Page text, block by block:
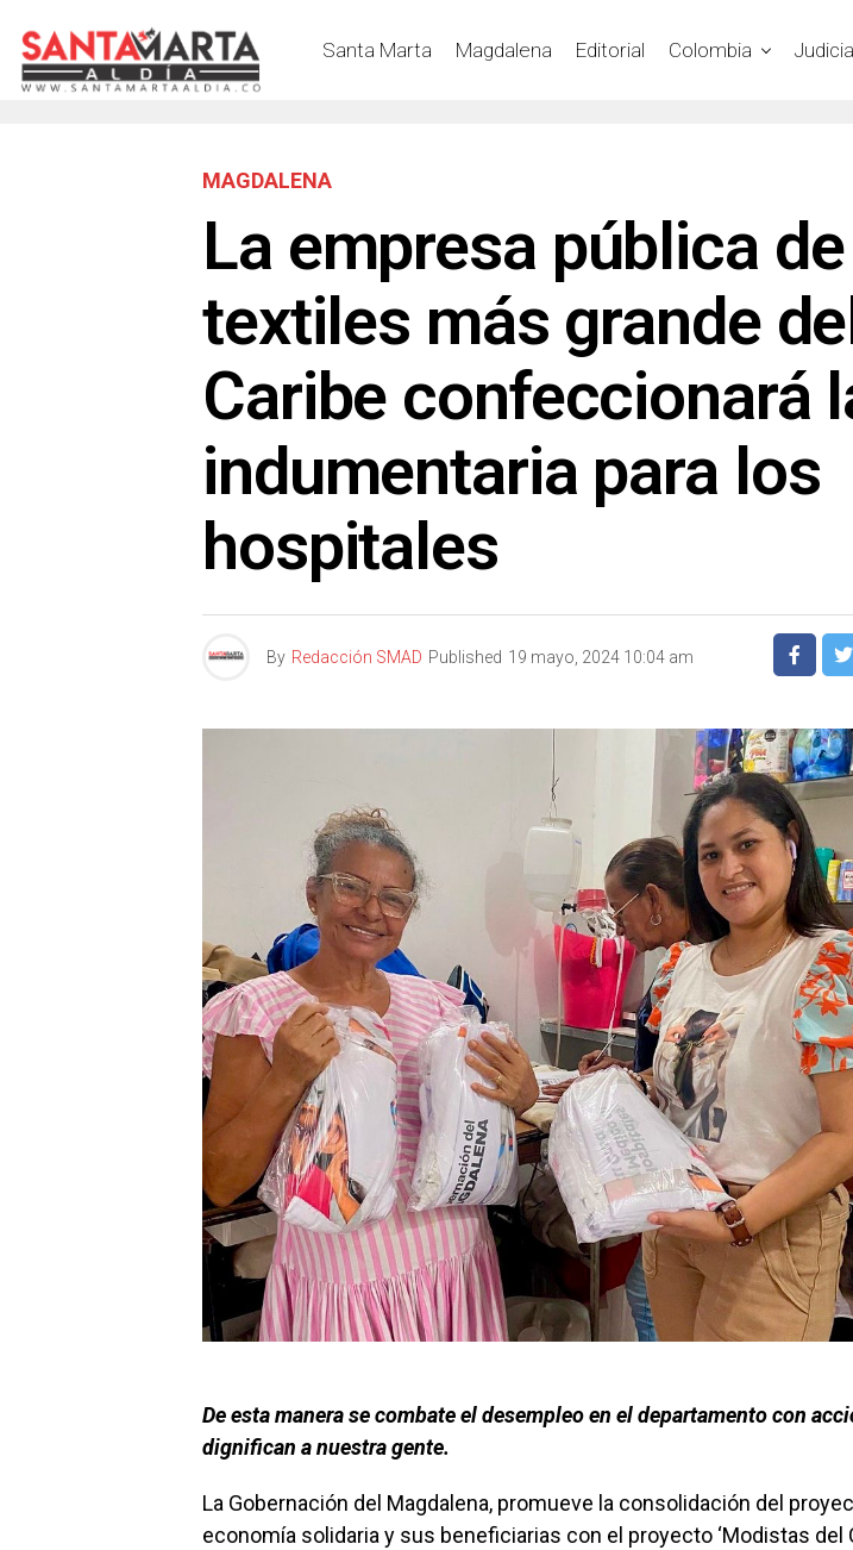
Santa Marta Magdalena Editorial Colombia
MAGDALENA
La empresa pública de
textiles más grande
Caribe confeccionará
indumentaria para los
hospitales
By Redacción SMAD Published 19 mayo, 2024 10:04 am
De esta manera se combate el desempleo en el departamento con
dignifican a nuestra gente.
La Gobernación del Magdalena, promueve la consolidación del
economía solidaria y sus beneficiarias con el proyecto ‘Modistas del